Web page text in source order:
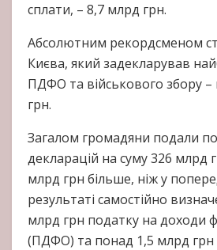
сплати, – 8,7 млрд грн.
Абсолютним рекордсменом
Києва, який задекларував
ПДФО та військового збору
грн.
Загалом громадяни подали
декларацій на суму 326 млрд
млрд грн більше, ніж у
результаті самостійно
млрд грн податку на доходи
(ПДФО) та понад 1,5 млрд грн